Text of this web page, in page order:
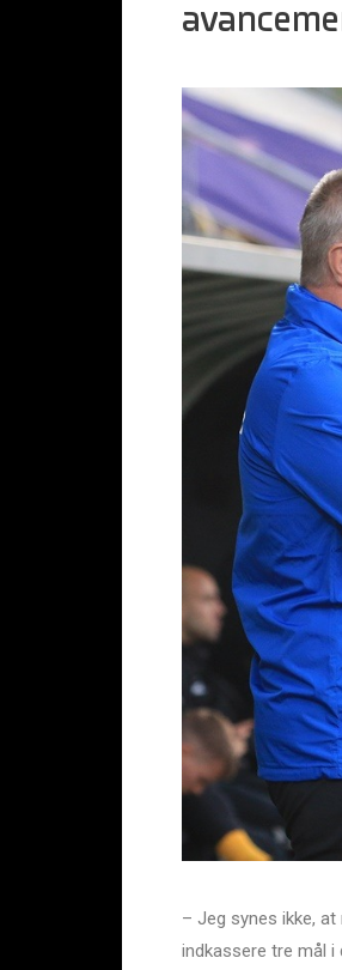
– Jeg synes ikke,
indkassere tre mål i